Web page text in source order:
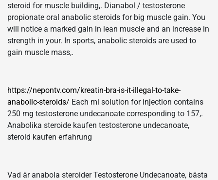
steroid for muscle building,. Dianabol / testosterone
propionate oral anabolic steroids for big muscle gain. You
will notice a marked gain in lean muscle and an increase in
strength in your. In sports, anabolic steroids are used to
gain muscle mass,.
https://nepontv.com/kreatin-bra-is-it-illegal-to-take-
anabolic-steroids/ Each ml solution for injection contains
250 mg testosterone undecanoate corresponding to 157,.
Anabolika steroide kaufen testosterone undecanoate,
steroid kaufen erfahrung
Vad är anabola steroider Testosterone Undecanoate, bästa